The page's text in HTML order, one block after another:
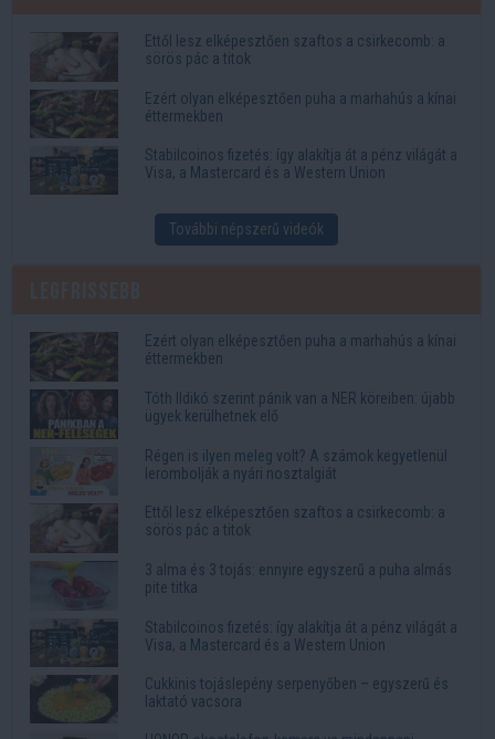
Ettől lesz elképesztően szaftos a csirkecomb: a
sörös pác a titok
Ezért olyan elképesztően puha a marhahús a kínai
éttermekben
Stabilcoinos fizetés: így alakítja át a pénz világát a
Visa, a Mastercard és a Western Union
További népszerű videók
Ezért olyan elképesztően puha a marhahús a kínai
éttermekben
Tóth Ildikó szerint pánik van a NER köreiben: újabb
ügyek kerülhetnek elő
Régen is ilyen meleg volt? A számok kegyetlenül
lerombolják a nyári nosztalgiát
Ettől lesz elképesztően szaftos a csirkecomb: a
sörös pác a titok
3 alma és 3 tojás: ennyire egyszerű a puha almás
pite titka
Stabilcoinos fizetés: így alakítja át a pénz világát a
Visa, a Mastercard és a Western Union
Cukkinis tojáslepény serpenyőben – egyszerű és
laktató vacsora